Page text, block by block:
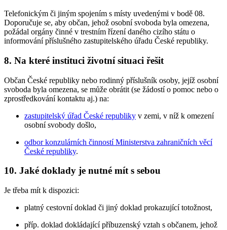
Telefonickým či jiným spojením s místy uvedenými v bodě 08.
Doporučuje se, aby občan, jehož osobní svoboda byla omezena,
požádal orgány činné v trestním řízení daného cizího státu o
informování příslušného zastupitelského úřadu České republiky.
8. Na které instituci životní situaci řešit
Občan České republiky nebo rodinný příslušník osoby, jejíž osobní
svoboda byla omezena, se může obrátit (se žádostí o pomoc nebo o
zprostředkování kontaktu aj.) na:
zastupitelský úřad České republiky v zemi, v níž k omezení
osobní svobody došlo,
odbor konzulárních činností Ministerstva zahraničních věcí
České republiky.
10. Jaké doklady je nutné mít s sebou
Je třeba mít k dispozici:
platný cestovní doklad či jiný doklad prokazující totožnost,
příp. doklad dokládající příbuzenský vztah s občanem, jehož